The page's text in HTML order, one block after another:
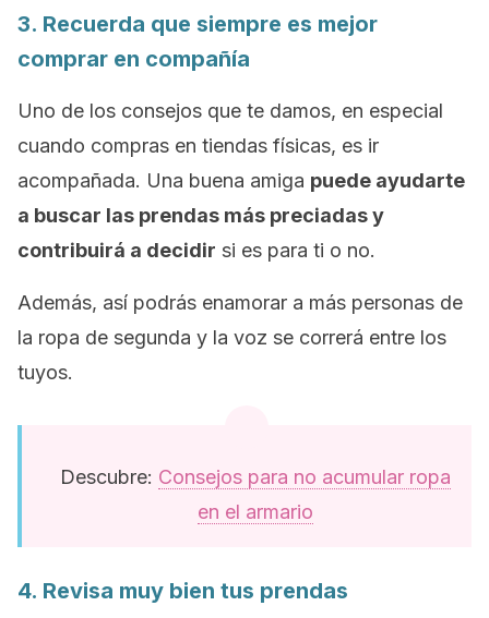
3. Recuerda que siempre es mejor
comprar en compañía
Uno de los consejos que te damos, en especial
cuando compras en tiendas físicas, es ir
acompañada. Una buena amiga puede ayudarte
a buscar las prendas más preciadas y
contribuirá a decidir si es para ti o no.
Además, así podrás enamorar a más personas de
la ropa de segunda y la voz se correrá entre los
tuyos.
Descubre: Consejos para no acumular ropa
en el armario
4. Revisa muy bien tus prendas